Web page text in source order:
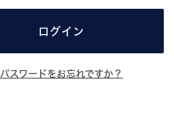
ログイン
パスワードをお忘れですか？